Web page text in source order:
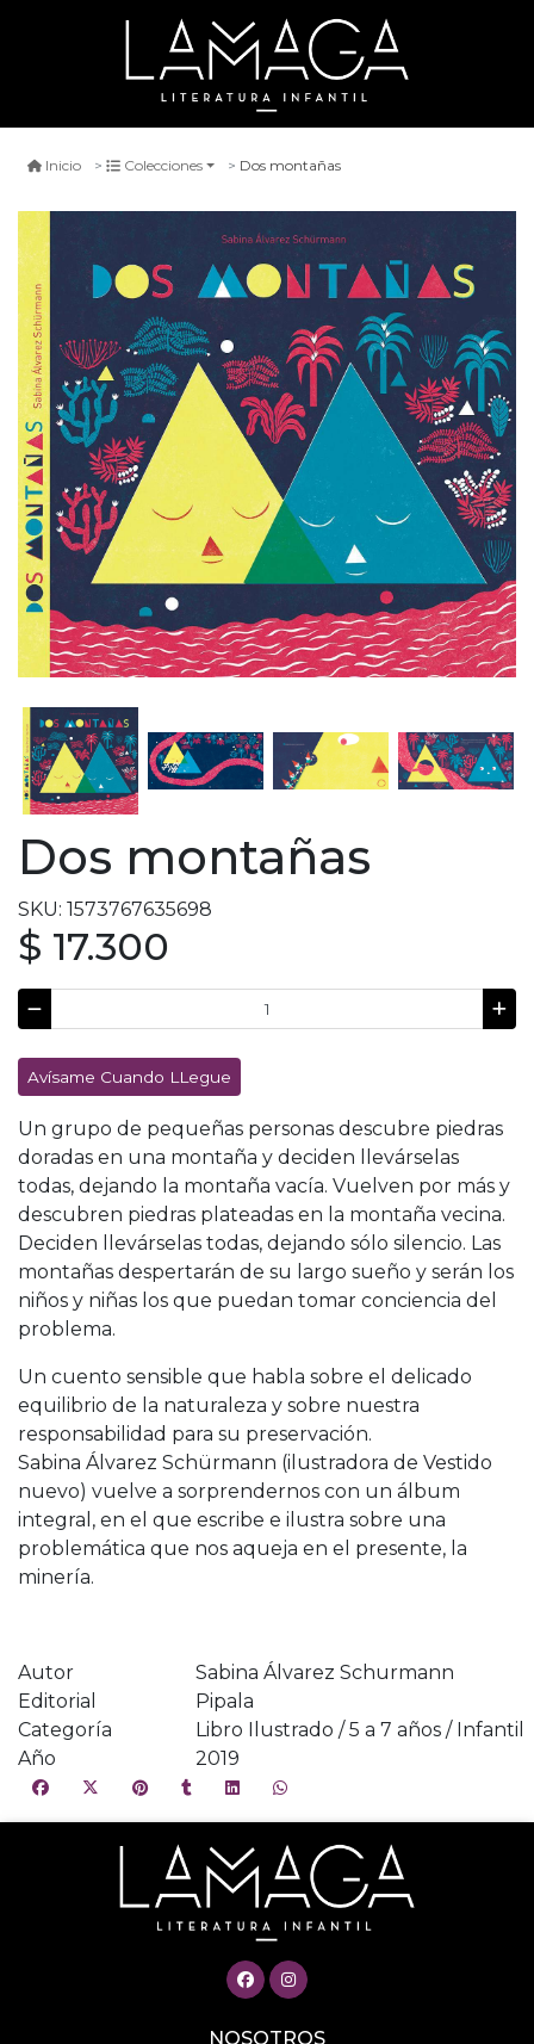
Inicio Colecciones Dos montañas
Dos montañas
SKU: 1573767635698
$ 17.300
Avísame Cuando LLegue
Un grupo de pequeñas personas descubre piedras
doradas en una montaña y deciden llevárselas
todas, dejando la montaña vacía. Vuelven por más y
descubren piedras plateadas en la montaña vecina.
Deciden llevárselas todas, dejando sólo silencio. Las
montañas despertarán de su largo sueño y serán los
niños y niñas los que puedan tomar conciencia del
problema.
Un cuento sensible que habla sobre el delicado
equilibrio de la naturaleza y sobre nuestra
responsabilidad para su preservación.
Sabina Álvarez Schürmann (ilustradora de Vestido
nuevo) vuelve a sorprendernos con un álbum
integral, en el que escribe e ilustra sobre una
problemática que nos aqueja en el presente, la
minería.
Autor
Sabina Álvarez Schurmann
Editorial
Pipala
Categoría
Libro Ilustrado / 5 a 7 años / Infantil
Año
2019
NOSOTROS